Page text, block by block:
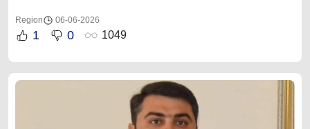
Region 06-06-2026
1 0 1049